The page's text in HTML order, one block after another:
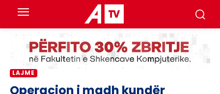
LAJME
Operacion i madh kundër